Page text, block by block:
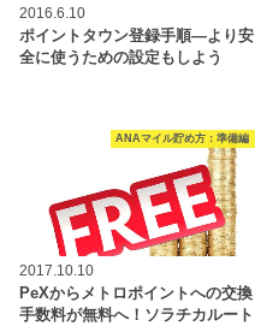
2016.6.10
ポイントタウン登録手順―より安
全に使うための設定もしよう
ANAマイル貯め方：準備編
2017.10.10
PeXからメトロポイントへの交換
手数料が無料へ！ソラチカルート